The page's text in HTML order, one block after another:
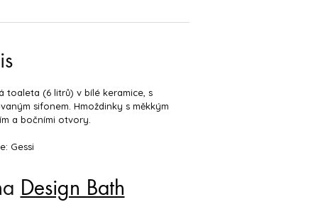
toaleta (6 litrů) v bílé keramice, s
sifonem. Hmoždinky s měkkým
a bočními otvory.
Gessi
Design Bath